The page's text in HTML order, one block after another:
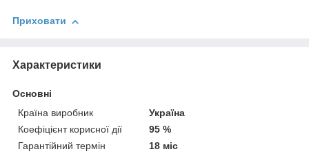
Приховати
Характеристики
Основні
Країна виробник
Україна
Коефіцієнт корисної дії
95 %
Гарантійний термін
18 міс